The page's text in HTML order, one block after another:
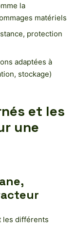
la
matériels
protection
adaptées à
stockage)
et les
une
les différents